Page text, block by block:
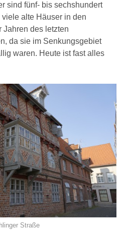
sind fünf- bis sechshundert
alte Häuser in den
Jahren des letzten
da sie im Senkungsgebiet
waren. Heute ist fast alles
Straße